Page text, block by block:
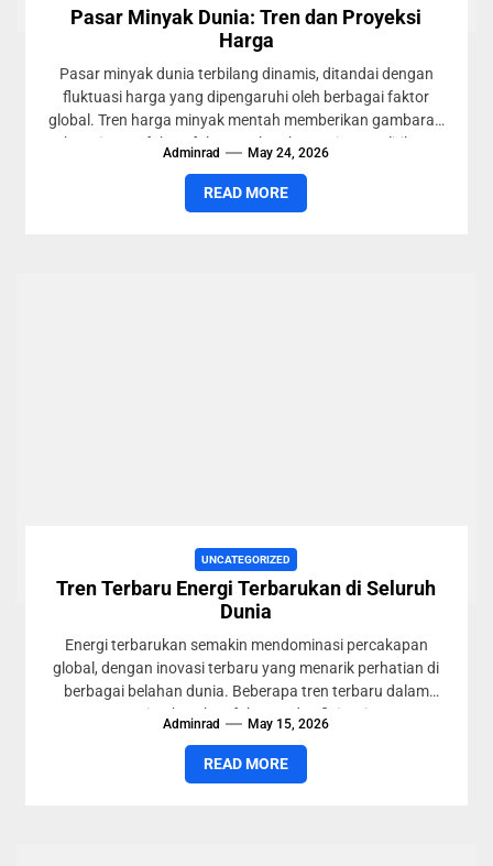
Pasar Minyak Dunia: Tren dan Proyeksi
Harga
Pasar minyak dunia terbilang dinamis, ditandai dengan
fluktuasi harga yang dipengaruhi oleh berbagai faktor
global. Tren harga minyak mentah memberikan gambaran
bagaimana faktor-faktor makroekonomi, geopolitik,...
Adminrad May 24, 2026
READ MORE
UNCATEGORIZED
Tren Terbaru Energi Terbarukan di Seluruh
Dunia
Energi terbarukan semakin mendominasi percakapan
global, dengan inovasi terbaru yang menarik perhatian di
berbagai belahan dunia. Beberapa tren terbaru dalam
energi terbarukan fokus pada efisiensi,...
Adminrad May 15, 2026
READ MORE